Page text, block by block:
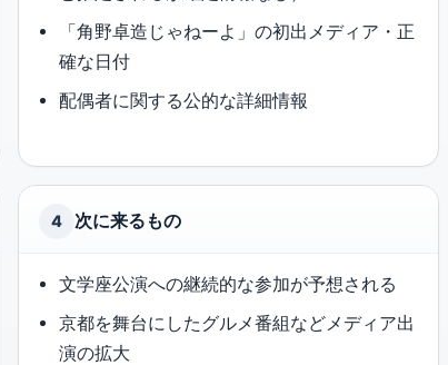
「角野卓造じゃねーよ」の初出メディア・正
確な日付
配偶者に関する公的な詳細情報
4 次に来るもの
文学座公演への継続的な参加が予想される
京都を舞台にしたグルメ番組などメディア出
演の拡大